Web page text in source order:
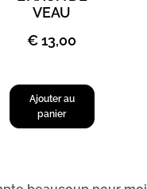
VEAU
€13,00
Ajouter au
panier